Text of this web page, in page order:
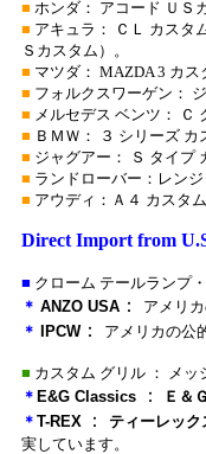
■ ホンダ： アコード ＵＳ
■ アキュラ： ＣＬ カスタ
Ｓカスタム）。
■ マツダ： MAZDA 3 カ
■ フォルクスワーゲン：
■ メルセデス ベンツ： Ｃ
■ ＢＭＷ： ３ シリーズ
■ ジャグアー： Ｓ タイプ
■ ランドローバー：レン
■ アウディ：Ａ４ カスタ
Direct Import from
■ クローム テールランプ
＊ ANZO USA：
アメリ
＊
IPCW： アメリカの公
■ カスタム グリル ： メ
＊ E&G Classics：
Ｅ＆
＊ T-REX ： ティーレック
実しています。